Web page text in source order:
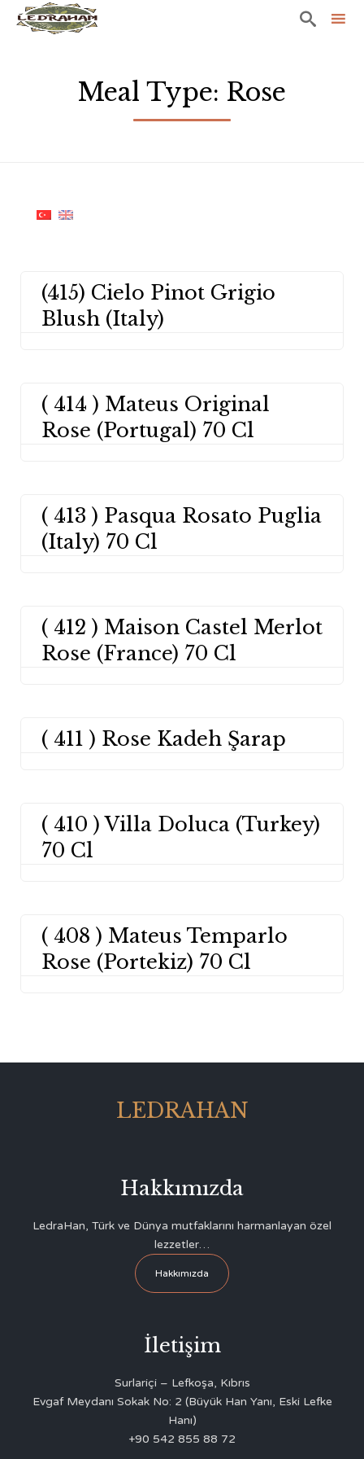

Meal Type: Rose
(415) Cielo Pinot Grigio
Blush (Italy)
( 414 ) Mateus Original
Rose (Portugal) 70 Cl
( 413 ) Pasqua Rosato Puglia
(Italy) 70 Cl
( 412 ) Maison Castel Merlot
Rose (France) 70 Cl
( 411 ) Rose Kadeh Şarap
( 410 ) Villa Doluca (Turkey)
70 Cl
( 408 ) Mateus Temparlo
Rose (Portekiz) 70 Cl
LEDRAHAN
Hakkımızda
LedraHan, Türk ve Dünya mutfaklarını harmanlayan özel
lezzetler…
Hakkımızda
İletişim
Surlariçi – Lefkoşa, Kıbrıs
Evgaf Meydanı Sokak No: 2 (Büyük Han Yanı, Eski Lefke
Hanı)
+90 542 855 88 72